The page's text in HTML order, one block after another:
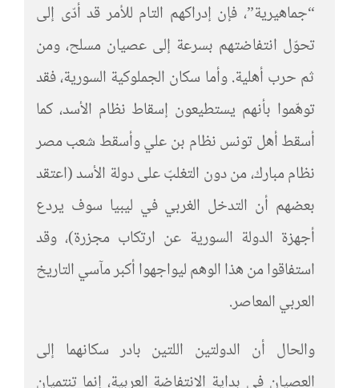
“جماهيرية”، فإن إدراكهم التام للأمر قد أدّى إلى
تحوّل انتفاضتهم بسرعة إلى عصيان مسلح، ومن
ثم حرب أهلية. وأما سكان الجملوكية السورية، فقد
توهّموا بأنهم يستطيعون إسقاط نظام الأسد، كما
أسقط أهل تونس نظام بن علي وأسقط شعب مصر
نظام مبارك، من دون التغلبّ على دولة الأسد (اعتقد
بعضهم أن التدخل الغربي في ليبيا سوف يردع
أجهزة الدولة السورية عن ارتكاب مجزرة)، وقد
استفاقوا من هذا الوهم ليواجهوا أكبر مآسي التاريخ
العربي المعاصر.
والحال أن الدولتين اللتين بادر سكانهما إلى